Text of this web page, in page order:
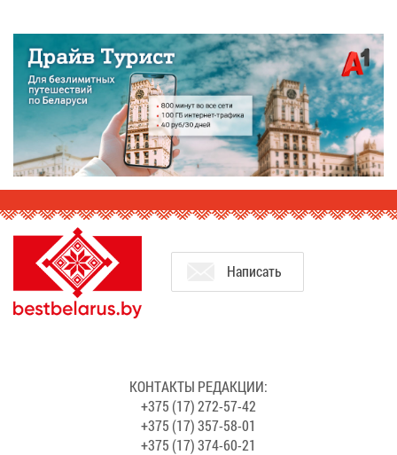
На­пи­сать
КОН­ТАК­ТЫ РЕ­ДАК­ЦИИ:
+375 (17) 272-57-42
+375 (17) 357-58-01
+375 (17) 374-60-21